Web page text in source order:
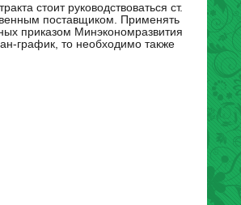
стоит руководствоваться ст.
поставщиком. Применять
приказом Минэкономразвития
график, то необходимо также